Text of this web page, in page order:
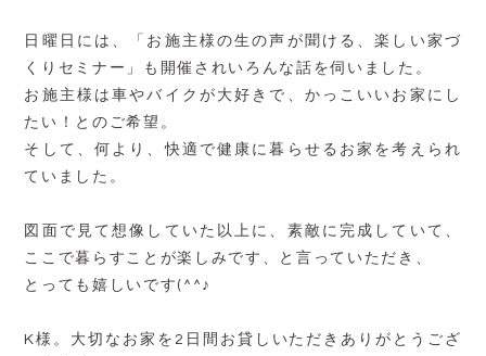
日曜日には、「お施主様の生の声が聞ける、楽しい家づ
くりセミナー」も開催されいろんな話を伺いました。
お施主様は車やバイクが大好きで、かっこいいお家にし
たい！とのご希望。
そして、何より、快適で健康に暮らせるお家を考えられ
ていました。
図面で見て想像していた以上に、素敵に完成していて、
ここで暮らすことが楽しみです、と言っていただき、
とっても嬉しいです(^^♪
K様。大切なお家を2日間お貸しいただきありがとうござ